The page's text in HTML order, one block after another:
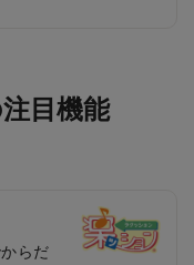
目機能
らだ